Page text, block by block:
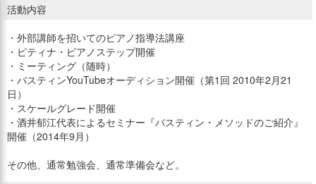
活動内容
・外部講師を招いてのピアノ指導法講座
・ピティナ・ピアノステップ開催
・ミーティング（随時）
・バスティンYouTubeオーディション開催（第1回 2010年2月21
日）
・スケールグレード開催
・酒井郁江代表によるセミナー『バスティン・メソッドのご紹介』
開催（2014年9月）
その他、通常勉強会、通常準備会など。